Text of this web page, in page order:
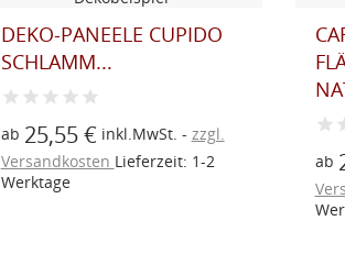
DEKO-PANEELE CUPIDO
SCHLAMM...
ab 25,55 € inkl.MwSt.
zzgl.
Versandkosten Lieferzeit: 1-2
Werktage
ab